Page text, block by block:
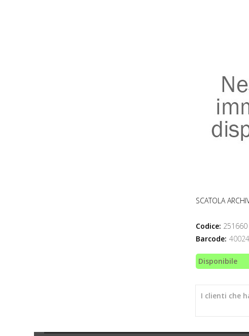
SCATOLA
Codice: 251660
Barcode:
Disponibile
I clienti che